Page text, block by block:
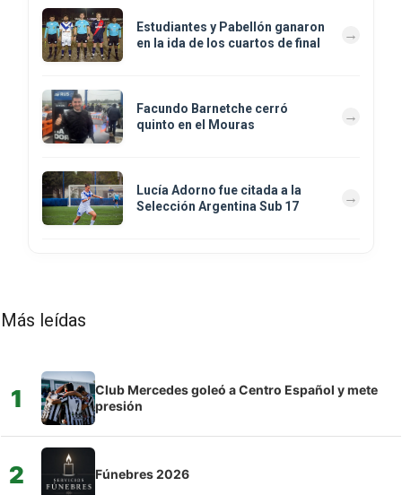
Estudiantes y Pabellón ganaron
en la ida de los cuartos de final
Facundo Barnetche cerró
quinto en el Mouras
Lucía Adorno fue citada a la
Selección Argentina Sub 17
Más leídas
1
Club Mercedes goleó a Centro Español y mete
presión
2 Fúnebres 2026